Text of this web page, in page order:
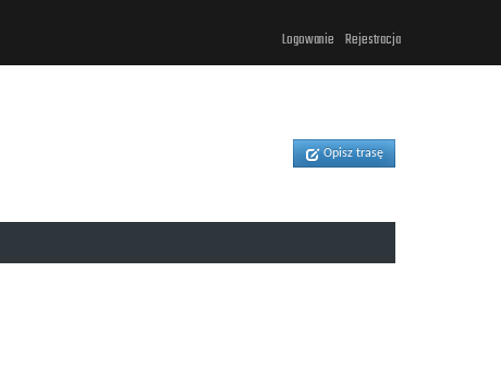
Logowanie Rejestracja
Opisz trasę